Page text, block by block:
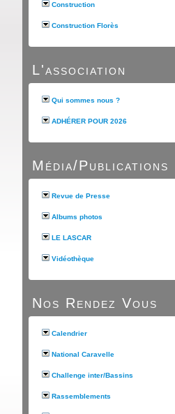
Construction
Construction Florès
L'association
Qui sommes nous ?
ADHÉRER POUR 2026
Média/Publications
Revue de Presse
Albums photos
LE LASCAR
Vidéothèque
Nos Rendez Vous
Calendrier
National Caravelle
Challenge inter/Bassins
Rassemblements